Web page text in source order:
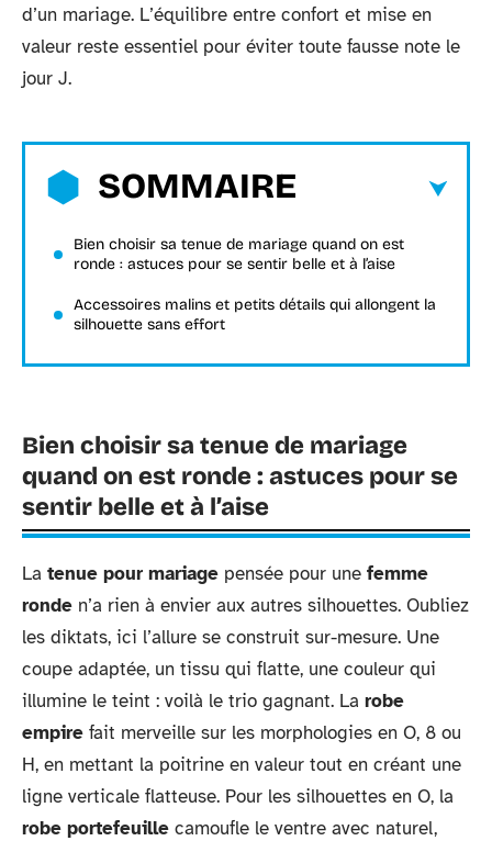
d’un mariage. L’équilibre entre confort et mise en
valeur reste essentiel pour éviter toute fausse note le
jour J.
SOMMAIRE
Bien choisir sa tenue de mariage quand on est
ronde : astuces pour se sentir belle et à l’aise
Accessoires malins et petits détails qui allongent la
silhouette sans effort
Bien choisir sa tenue de mariage
quand on est ronde : astuces pour se
sentir belle et à l’aise
La tenue pour mariage pensée pour une femme
ronde n’a rien à envier aux autres silhouettes. Oubliez
les diktats, ici l’allure se construit sur-mesure. Une
coupe adaptée, un tissu qui flatte, une couleur qui
illumine le teint : voilà le trio gagnant. La robe
empire fait merveille sur les morphologies en O, 8 ou
H, en mettant la poitrine en valeur tout en créant une
ligne verticale flatteuse. Pour les silhouettes en O, la
robe portefeuille camoufle le ventre avec naturel,